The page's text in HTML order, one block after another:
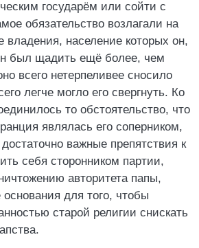
государём или сойти с
обязательство возлагали на
владения, население которых он,
был щадить ещё более, чем
всего нетерпеливее сносило
легче могло его свергнуть. Ко
то обстоятельство, что
являлась его соперником,
важные препятствия к
себя сторонником партии,
авторитета папы,
основания для того, чтобы
старой религии снискать